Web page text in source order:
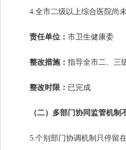
4.全市二级以上综合医院尚
责任单位： 市卫生健康委
整改措施： 指导全市二、三
整改时限： 已完成
（二）多部门协同监管机制
5.个别部门协调机制只停留